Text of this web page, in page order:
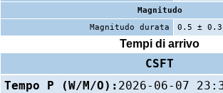
Magnitudo
Magnitudo durata
0.5 ± 0.3
Tempi di arrivo
CSFT
Tempo P (W/M/O): 2026-06-07